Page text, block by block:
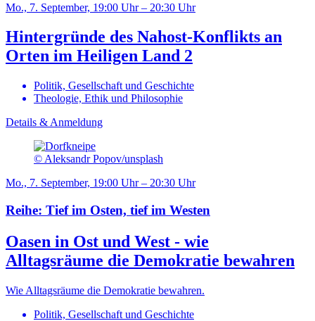
Mo., 7. September, 19:00 Uhr – 20:30 Uhr
Hintergründe des Nahost-Konflikts an
Orten im Heiligen Land 2
Politik, Gesellschaft und Geschichte
Theologie, Ethik und Philosophie
Details & Anmeldung
© Aleksandr Popov/unsplash
Mo., 7. September, 19:00 Uhr – 20:30 Uhr
Reihe: Tief im Osten, tief im Westen
Oasen in Ost und West - wie
Alltagsräume die Demokratie bewahren
Wie Alltagsräume die Demokratie bewahren.
Politik, Gesellschaft und Geschichte